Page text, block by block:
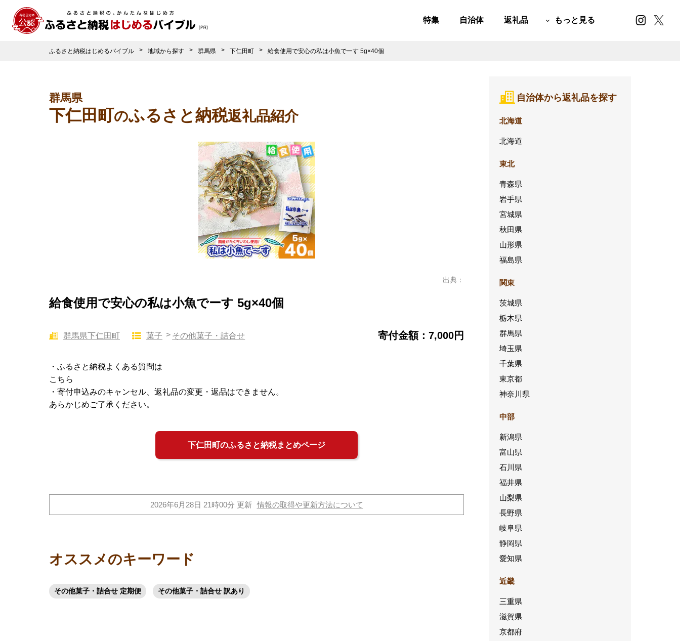
特集 自治体 返礼品 もっと見る
ふるさと納税はじめるバイブル 地域から探す 群馬県 下仁田町 給食使用で安心の私は小魚でーす 5g×40個
群馬県
下仁田町のふるさと納税返礼品紹介
出典：
給食使用で安心の私は小魚でーす 5g×40個
寄付金額：7,000円
群馬県下仁田町 菓子 その他菓子・詰合せ
・ふるさと納税よくある質問は
こちら
・寄付申込みのキャンセル、返礼品の変更・返品はできません。
あらかじめご了承ください。
下仁田町のふるさと納税まとめページ
2026年6月28日 21時00分 更新 情報の取得や更新方法について
オススメのキーワード
その他菓子・詰合せ 定期便 その他菓子・詰合せ 訳あり
自治体から返礼品を探す
北海道
北海道
東北
青森県
岩手県
宮城県
秋田県
山形県
福島県
関東
茨城県
栃木県
群馬県
埼玉県
千葉県
東京都
神奈川県
中部
新潟県
富山県
石川県
福井県
山梨県
長野県
岐阜県
静岡県
愛知県
近畿
三重県
滋賀県
京都府